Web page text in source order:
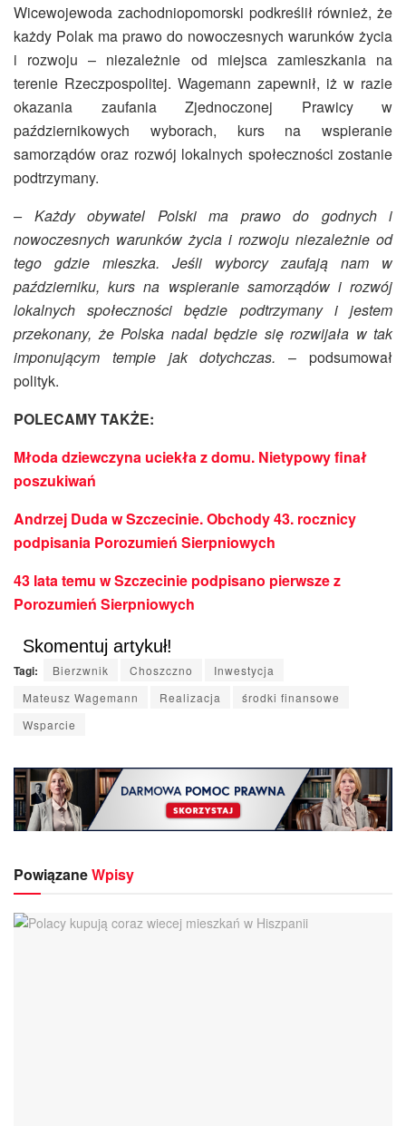
Wicewojewoda zachodniopomorski podkreślił również, że
każdy Polak ma prawo do nowoczesnych warunków życia
i rozwoju – niezależnie od miejsca zamieszkania na
terenie Rzeczpospolitej. Wagemann zapewnił, iż w razie
okazania zaufania Zjednoczonej Prawicy w
październikowych wyborach, kurs na wspieranie
samorządów oraz rozwój lokalnych społeczności zostanie
podtrzymany.
– Każdy obywatel Polski ma prawo do godnych i
nowoczesnych warunków życia i rozwoju niezależnie od
tego gdzie mieszka. Jeśli wyborcy zaufają nam w
październiku, kurs na wspieranie samorządów i rozwój
lokalnych społeczności będzie podtrzymany i jestem
przekonany, że Polska nadal będzie się rozwijała w tak
imponującym tempie jak dotychczas. – podsumował
polityk.
POLECAMY TAKŻE:
Młoda dziewczyna uciekła z domu. Nietypowy finał
poszukiwań
Andrzej Duda w Szczecinie. Obchody 43. rocznicy
podpisania Porozumień Sierpniowych
43 lata temu w Szczecinie podpisano pierwsze z
Porozumień Sierpniowych
Skomentuj artykuł!
Tagi: Bierzwnik Choszczno
Inwestycja
Mateusz Wagemann
Realizacja
środki finansowe
Wsparcie
PowiązaneWpisy